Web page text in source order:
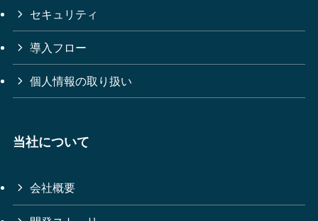
セキュリティ
導入フロー
個人情報の取り扱い
当社について
会社概要